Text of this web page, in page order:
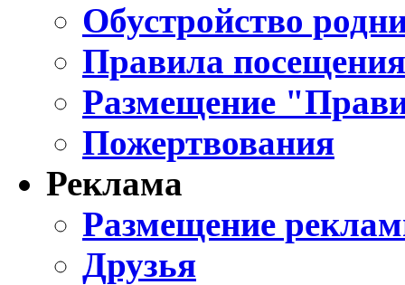
Обустройство
Правила
Размещение
Пожертвования
Реклама
Размещение
Друзья